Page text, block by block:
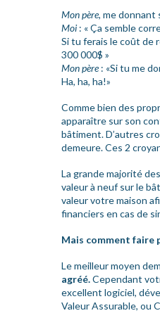
Mon père, me donnant
Moi : « Ça semble
Si tu ferais le coût de
300 000$ »
Mon père: «Si tu me
Ha, ha, ha!»
Comme bien des
apparaître sur son
bâtiment. D’autres
demeure. Ces 2
La grande majorité
valeur à neuf sur le
valeur votre maison
financiers en cas de
Mais comment faire
Le meilleur moyen
agréé.Cependant
excellent logiciel,
Valeur Assurable, ou